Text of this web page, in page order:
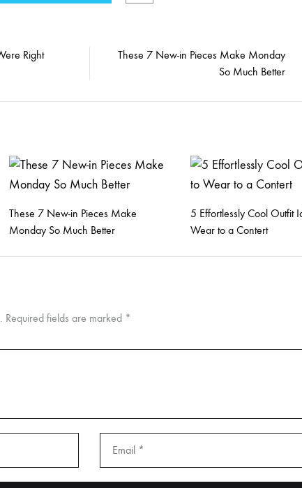
Right
These 7 New-in Pieces Make Monday
So Much Better
These 7 New-in Pieces Make
Monday So Much Better
5 Effortlessly Cool Outfit
Wear to a Contert
Required fields are marked *